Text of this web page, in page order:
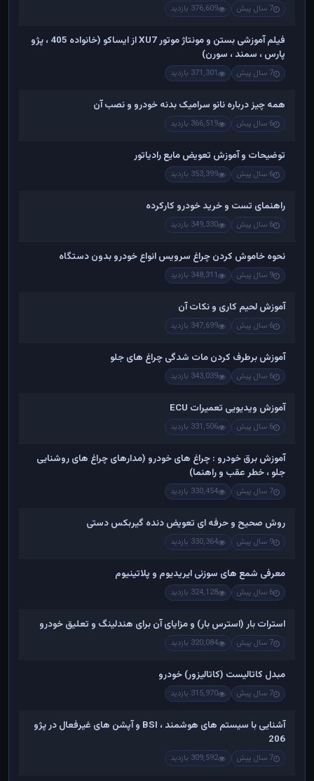
7 سال پیش 376,609 بازدید
فیلم آموزشی بستن و مونتاژ موتور XU7 از ایساکو (خانواده 405 ، پژو
پارس ، سمند ، سورن)
7 سال پیش 371,301 بازدید
همه چیز درباره نانو سرامیک بدنه خودرو و نصب آن
6 سال پیش 366,519 بازدید
توضیحات و آموزش تعویض مایع رادیاتور
6 سال پیش 353,399 بازدید
راهنمای تست و خريد خودرو کارکرده
6 سال پیش 349,330 بازدید
نحوه خاموش کردن چراغ سرویس انواع خودرو بدون دستگاه
9 سال پیش 348,311 بازدید
آموزش لحیم کاری و نکات آن
6 سال پیش 347,699 بازدید
آموزش برطرف کردن مات شدگی چراغ های جلو
6 سال پیش 343,039 بازدید
آموزش ویدیویی تعمیرات ECU
6 سال پیش 331,506 بازدید
آموزش برق خودرو : چراغ های خودرو (مدارهای چراغ های روشنایی
جلو ، خطر عقب و راهنما)
7 سال پیش 330,454 بازدید
روش صحیح و حرفه ای تعویض دنده گیربکس دستی
9 سال پیش 330,364 بازدید
معرفی شمع های سوزنی ایریدیوم و پلاتینیوم
6 سال پیش 324,128 بازدید
استرات بار (استرس بار) و مزایای آن برای هندلینگ و تعلیق خودرو
7 سال پیش 320,084 بازدید
مبدل کاتالیست (کاتالیزور) خودرو
7 سال پیش 315,970 بازدید
آشنایی با سیستم های هوشمند ، BSI و آپشن های غیرفعال در پژو
206
7 سال پیش 309,592 بازدید